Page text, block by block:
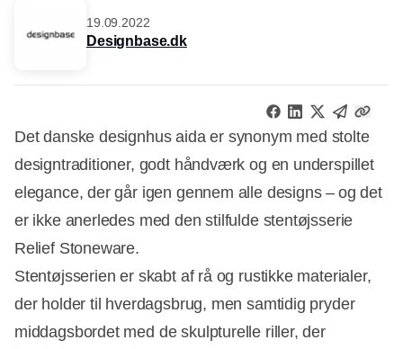
19.09.2022
Designbase.dk
Det danske designhus aida er synonym med stolte
designtraditioner, godt håndværk og en underspillet
elegance, der går igen gennem alle designs – og det
er ikke anerledes med den stilfulde stentøjsserie
Relief Stoneware.
Stentøjsserien er skabt af rå og rustikke materialer,
der holder til hverdagsbrug, men samtidig pryder
middagsbordet med de skulpturelle riller, der